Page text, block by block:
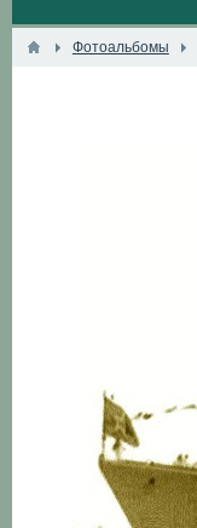
Фотоальбомы